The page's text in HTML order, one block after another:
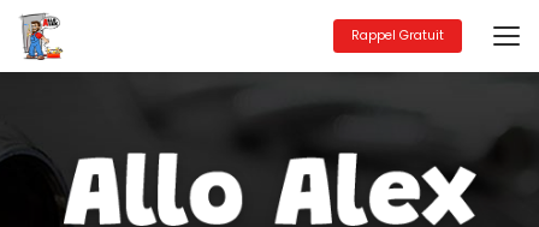
Aller
au
contenu
principal
Rappel Gratuit